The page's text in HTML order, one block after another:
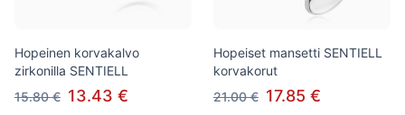
Hopeinen korvakalvo
zirkonilla SENTIELL
15.80 € 13.43 €
Hopeiset mansetti SENTIELL
korvakorut
21.00 € 17.85 €